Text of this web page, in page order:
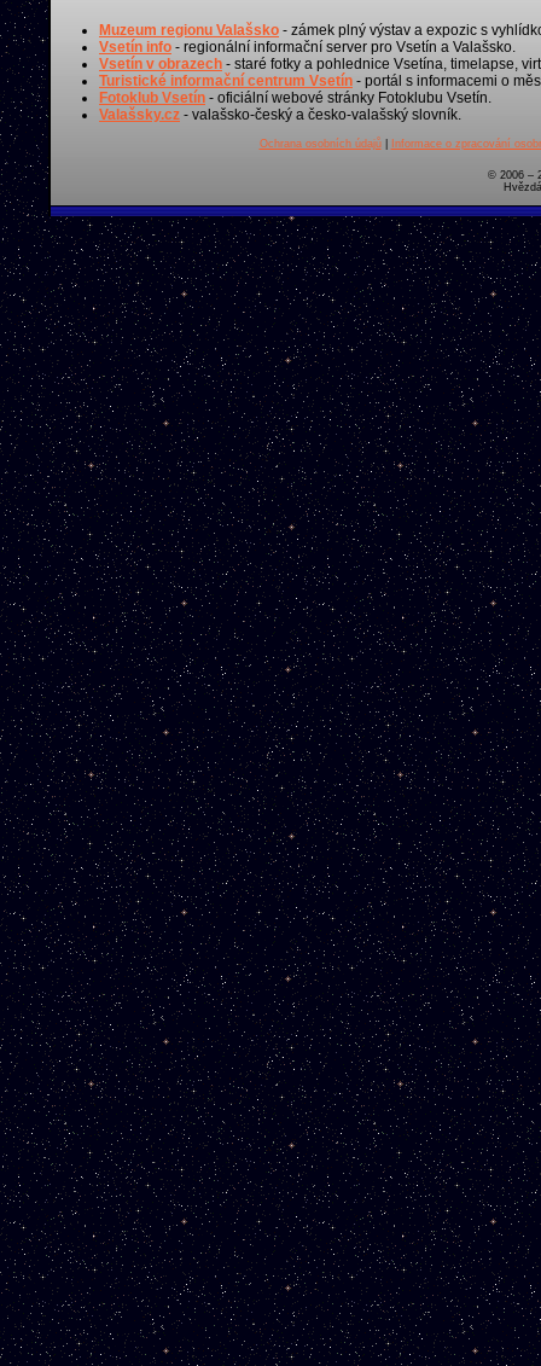
Muzeum regionu Valašsko - zámek plný výstav a expozic s
Vsetín info - regionální informační server pro Vsetín a Valašsko.
Vsetín v obrazech - staré fotky a pohlednice Vsetína, timelapse,
Turistické informační centrum Vsetín - portál s informacemi o
Fotoklub Vsetín - oficiální webové stránky Fotoklubu Vsetín.
Valašsky.cz - valašsko-český a česko-valašský slovník.
Ochrana osobních údajů| Informace o zpracování
© 2006 –